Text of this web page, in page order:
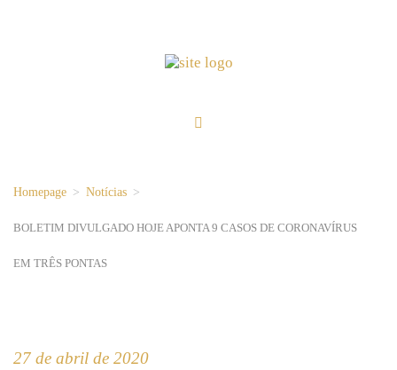
Homepage > Notícias >
BOLETIM DIVULGADO HOJE APONTA 9 CASOS DE CORONAVÍRUS
EM TRÊS PONTAS
27 de abril de 2020